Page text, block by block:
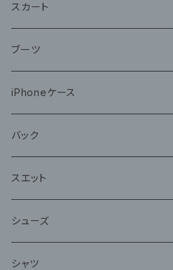
スカート
ブーツ
iPhoneケース
バック
スエット
シューズ
シャツ